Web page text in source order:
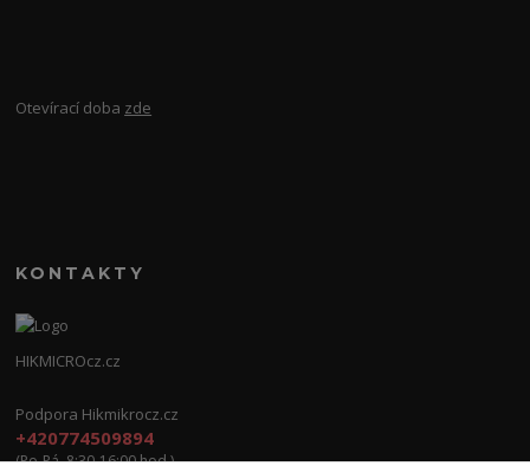
Otevírací doba zde
KONTAKTY
HIKMICROcz.cz
Podpora Hikmikrocz.cz
+420774509894
(Po-Pá, 8:30-16:00 hod.)